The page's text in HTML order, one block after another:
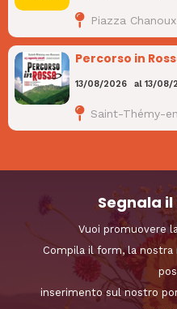
Piazza Chanoux
Percorso in
13/08/2026 al 13/08/
Saint-Thémy-
Segnala
Vuoi promuovere
Compila il form, la nostra
inserimento sul nostro